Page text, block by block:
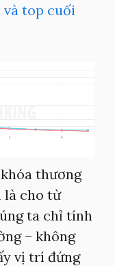
top cuối
thương
là cho từ
ta chỉ tính
– không
vị trí đứng